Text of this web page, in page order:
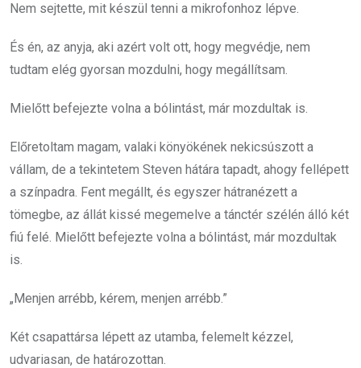
Nem sejtette, mit készül tenni a mikrofonhoz lépve.
És én, az anyja, aki azért volt ott, hogy megvédje, nem
tudtam elég gyorsan mozdulni, hogy megállítsam.
Mielőtt befejezte volna a bólintást, már mozdultak is.
Előretoltam magam, valaki könyökének nekicsúszott a
vállam, de a tekintetem Steven hátára tapadt, ahogy fellépett
a színpadra. Fent megállt, és egyszer hátranézett a
tömegbe, az állát kissé megemelve a tánctér szélén álló két
fiú felé. Mielőtt befejezte volna a bólintást, már mozdultak
is.
„Menjen arrébb, kérem, menjen arrébb.”
Két csapattársa lépett az utamba, felemelt kézzel,
udvariasan, de határozottan.